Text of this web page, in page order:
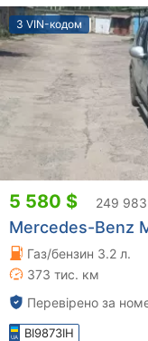
З VIN-кодом
5 580 $ 249 983
Mercedes-Benz
Газ/бензин 3.2 л.
373 тис. км
Перевірено за
BI9873IH